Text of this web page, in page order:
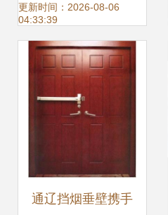
门窗系列，定义建
筑美学新标杆
更新时间：2026-08-06
04:33:39
通辽挡烟垂壁携手